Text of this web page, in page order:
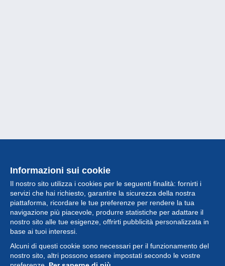
Informazioni sui cookie
Il nostro sito utilizza i cookies per le seguenti finalità: fornirti i
servizi che hai richiesto, garantire la sicurezza della nostra
piattaforma, ricordare le tue preferenze per rendere la tua
navigazione più piacevole, produrre statistiche per adattare il
nostro sito alle tue esigenze, offrirti pubblicità personalizzata in
base ai tuoi interessi.
Alcuni di questi cookie sono necessari per il funzionamento del
nostro sito, altri possono essere impostati secondo le vostre
Collezione
Novità